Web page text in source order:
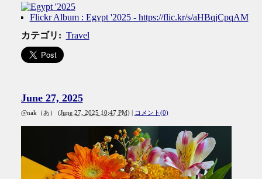
Flickr Album : Egypt '2025 - https://flic.kr/s/aHBqjCpqAM
カテゴリ : Travel
June 27, 2025
@nak（あ） (June 27, 2025 10:47 PM) | コメント(0)